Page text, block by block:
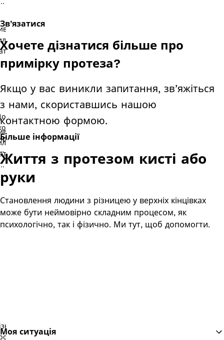
Зв’язатися
Хочете дізнатися більше про
примірку протеза?
Якщо у вас виникли запитання, зв’яжіться
з нами, скориставшись нашою
контактною формою.
Більше інформації
Життя з протезом кисті або
руки
Становлення людини з різницею у верхніх кінцівках
може бути неймовірно складним процесом, як
психологічно, так і фізично. Ми тут, щоб допомогти.
Моя ситуація